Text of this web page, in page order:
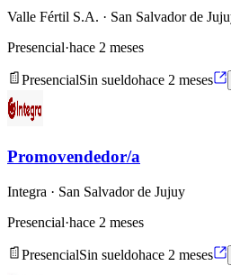
Valle Fértil S.A. · San Salvador de
Presencial·hace 2 meses
PresencialSin sueldohace 2 meses
Promovendedor/a
Integra · San Salvador de Jujuy
Presencial·hace 2 meses
PresencialSin sueldohace 2 meses